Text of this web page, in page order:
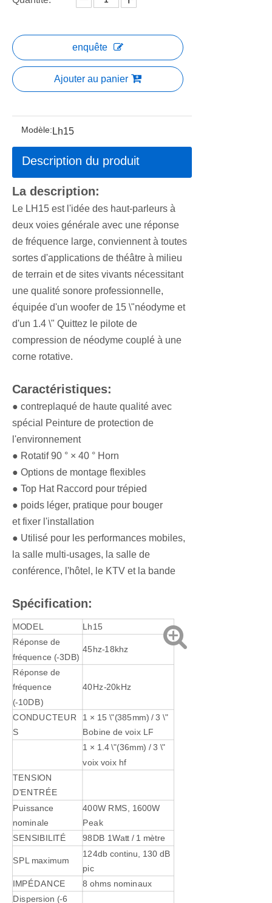
enquête
Ajouter au panier
Modèle: Lh15
Description du produit
La description:
Le LH15 est l'idée des haut-parleurs à
deux voies générale avec une réponse
de fréquence large, conviennent à toutes
sortes d'applications de théâtre à milieu
de terrain et de sites vivants nécessitant
une qualité sonore professionnelle,
équipée d'un woofer de 15 \"néodyme et
d'un 1.4 \" Quittez le pilote de
compression de néodyme couplé à une
corne rotative.
Caractéristiques:
● contreplaqué de haute qualité avec
spécial Peinture de protection de
l'environnement
● Rotatif 90 ° × 40 ° Horn
● Options de montage flexibles
● Top Hat Raccord pour trépied
● poids léger, pratique pour bouger
et fixer l'installation
● Utilisé pour les performances mobiles,
la salle multi-usages, la salle de
conférence, l'hôtel, le KTV et la bande
Spécification:
MODEL
Lh15
Réponse de
fréquence (-3DB)
45hz-18khz
Réponse de
fréquence
(-10DB)
40Hz-20kHz
CONDUCTEUR
S
1 × 15 \"(385mm) / 3 \"
Bobine de voix LF
1 × 1.4 \"(36mm) / 3 \"
voix voix hf
TENSION
D'ENTRÉE
Puissance
nominale
400W RMS, 1600W
Peak
SENSIBILITÉ
98DB 1Watt / 1 mètre
SPL maximum
124db continu, 130 dB
pic
IMPÉDANCE
8 ohms nominaux
Dispersion (-6